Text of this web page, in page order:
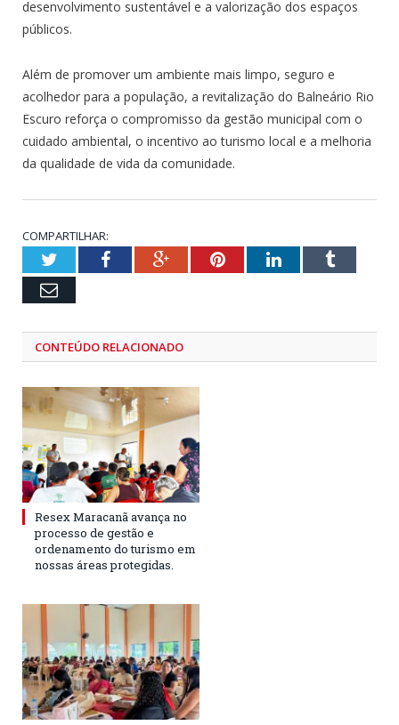
desenvolvimento sustentável e a valorização dos espaços
públicos.
Além de promover um ambiente mais limpo, seguro e
acolhedor para a população, a revitalização do Balneário Rio
Escuro reforça o compromisso da gestão municipal com o
cuidado ambiental, o incentivo ao turismo local e a melhoria
da qualidade de vida da comunidade.
COMPARTILHAR:
TwitterFacebookGoogle+PinterestLinkedInTumblr
Email
CONTEÚDO RELACIONADO
Resex Maracanã avança no
processo de gestão e
ordenamento do turismo em
nossas áreas protegidas.